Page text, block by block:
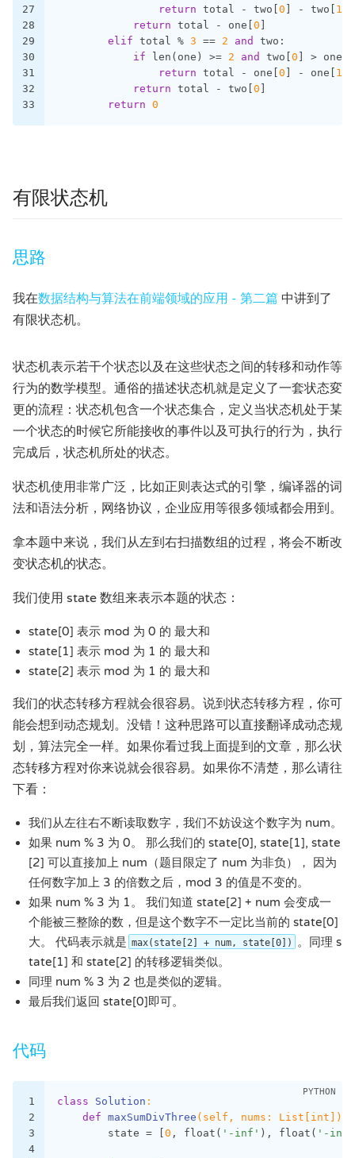
27
28
29
30
31
32
33
return total - two[ 0 ] - two[ 1
return total - one[ 0
elif total % 3 == 2 and
two:
if len(one) >= 2 and two[ 0 ] > one[
return total - one[ 0 ] - one[ 1
return total - two[ 0
return 0
有限状态机
思路
我在数据结构与算法在前端领域的应用 - 第二篇 中讲到了
有限状态机。
状态机表示若干个状态以及在这些状态之间的转移和动作等
行为的数学模型。通俗的描述状态机就是定义了一套状态変
更的流程：状态机包含一个状态集合，定义当状态机处于某
一个状态的时候它所能接收的事件以及可执行的行为，执行
完成后，状态机所处的状态。
状态机使用非常广泛，比如正则表达式的引擎，编译器的词
法和语法分析，网络协议，企业应用等很多领域都会用到。
拿本题中来说，我们从左到右扫描数组的过程，将会不断改
变状态机的状态。
我们使用 state 数组来表示本题的状态：
state[0] 表示 mod 为 0 的 最大和
state[1] 表示 mod 为 1 的 最大和
state[2] 表示 mod 为 1 的 最大和
我们的状态转移方程就会很容易。说到状态转移方程，你可
能会想到动态规划。没错！这种思路可以直接翻译成动态规
划，算法完全一样。如果你看过我上面提到的文章，那么状
态转移方程对你来说就会很容易。如果你不清楚，那么请往
下看：
我们从左往右不断读取数字，我们不妨设这个数字为 num。
如果 num % 3 为 0。 那么我们的 state[0], state[1], state
[2] 可以直接加上 num（题目限定了 num 为非负）， 因为
任何数字加上 3 的倍数之后，mod 3 的值是不变的。
如果 num % 3 为 1。 我们知道 state[2] + num 会变成一
个能被三整除的数，但是这个数字不一定比当前的 state[0]
大。 代码表示就是 max(state[2] + num, state[0])
。同理 s
tate[1] 和 state[2] 的转移逻辑类似。
同理 num % 3 为 2 也是类似的逻辑。
最后我们返回 state[0]即可。
代码
1
2
3
4
class Solution :
def maxSumDivThree (self, nums: List[int])
        state = [
0 , float( '-inf' ), float( '-inf'